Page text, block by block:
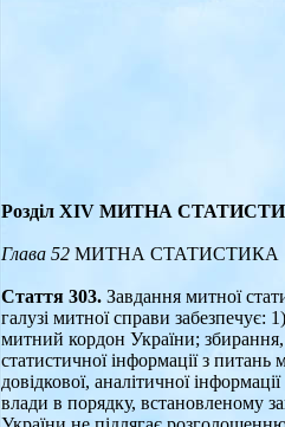
Розділ XIV МИТНА
Глава 52 МИТНА СТАТИСТИКА
Стаття 303. Завдання митної
галузі митної справи забезпечує:
митний кордон України;
статистичної інформації з питань
довідкової, аналітичної
влади в порядку, встановленому